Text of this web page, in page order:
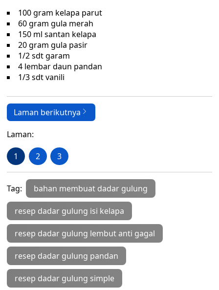
100 gram kelapa parut
60 gram gula merah
150 ml santan kelapa
20 gram gula pasir
1/2 sdt garam
4 lembar daun pandan
1/3 sdt vanili
Laman berikutnya
Laman:
1 2 3
Tag: bahan membuat dadar gulung
resep dadar gulung isi kelapa
resep dadar gulung lembut anti gagal
resep dadar gulung pandan
resep dadar gulung simple